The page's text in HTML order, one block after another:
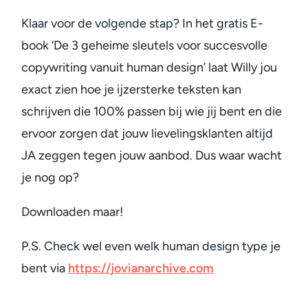
Klaar voor de volgende stap? In het gratis E-
book ‘De 3 geheime sleutels voor succesvolle
copywriting vanuit human design’ laat Willy jou
exact zien hoe je ijzersterke teksten kan
schrijven die 100% passen bij wie jij bent en die
ervoor zorgen dat jouw lievelingsklanten altijd
JA zeggen tegen jouw aanbod. Dus waar wacht
je nog op?
Downloaden maar!
P.S. Check wel even welk human design type je
bent via https://jovianarchive.com